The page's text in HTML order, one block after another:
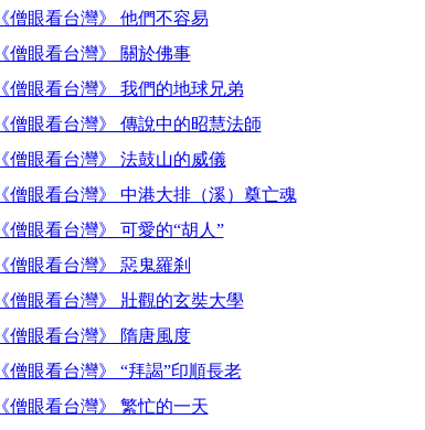
《僧眼看台灣》 他們不容易
《僧眼看台灣》 關於佛事
《僧眼看台灣》 我們的地球兄弟
《僧眼看台灣》 傳說中的昭慧法師
《僧眼看台灣》 法鼓山的威儀
《僧眼看台灣》 中港大排（溪）奠亡魂
《僧眼看台灣》 可愛的“胡人”
《僧眼看台灣》 惡鬼羅刹
《僧眼看台灣》 壯觀的玄奘大學
《僧眼看台灣》 隋唐風度
《僧眼看台灣》 “拜謁”印順長老
《僧眼看台灣》 繁忙的一天